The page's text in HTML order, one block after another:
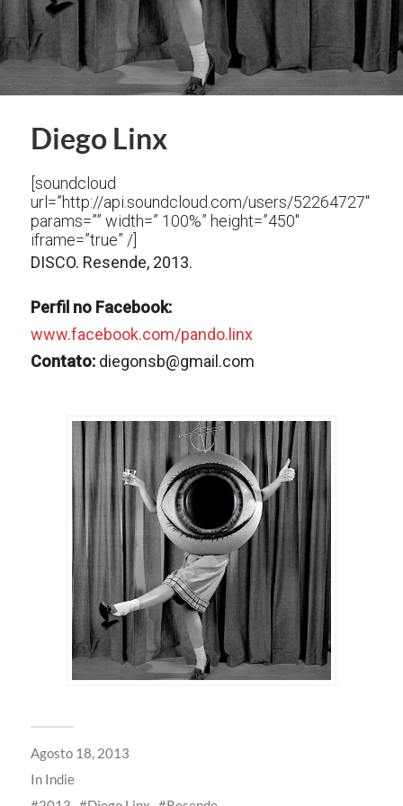
Diego Linx
[soundcloud
url=”http://api.soundcloud.com/users/52264727″
params=”” width=” 100%” height=”450″
iframe=”true” /]
DISCO. Resende, 2013.
Perfil no Facebook:
www.facebook.com/pando.linx
Contato: diegonsb@gmail.com
Agosto 18, 2013
In Indie